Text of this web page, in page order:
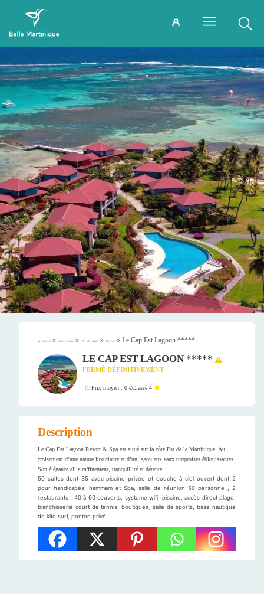
Accueil » Tourisme » Où dormir » Hôtel » Le Cap Est Lagoon *****
LE CAP EST LAGOON *****
FERMÉ DÉFINITIVEMENT
(1)Prix moyen : 0 €Classé 4
Description
Le Cap Est Lagoon Resort & Spa est situé sur la côte Est de la Martinique. Au
croisement d’une nature luxuriante et d’un lagon aux eaux turquoises éblouissantes.
Son élégance allie raffinement, tranquillité et détente.
50 suites dont 35 avec piscine privée et douche à ciel ouvert dont 2
pour handicapés, hammam et Spa, salle de réunion 50 personne , 2
restaurants : 40 à 60 couverts, système wifi, piscine, accès direct plage,
blanchisserie court de tennis, boutiques¸ salle de sports, base nautique
de kite surf, ponton privé